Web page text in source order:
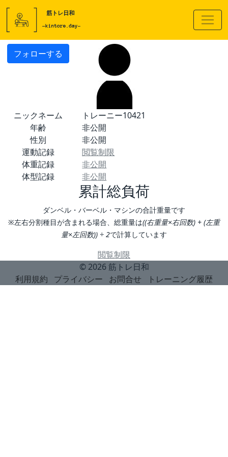
フォローする
ニックネーム
トレーニー10421
年齢
非公開
性別
非公開
運動記録
閲覧制限
体重記録
非公開
体型記録
非公開
累計総負荷
ダンベル・バーベル・マシンの合計重量です
※左右分割種目が含まれる場合、総重量は((右重量×右回数) + (左重
量×左回数)) ÷ 2で計算しています
閲覧制限
© 2026 筋トレ日和
利用規約
プライバシー お問合せ トレーニング履歴